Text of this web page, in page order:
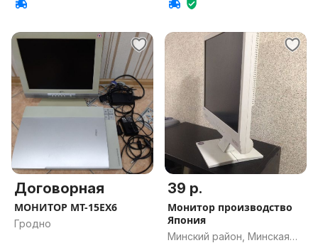
Договорная
МОНИТОР МТ-15ЕХ6
Гродно
39 р.
Монитор производство
Япония
Минский район, Минская